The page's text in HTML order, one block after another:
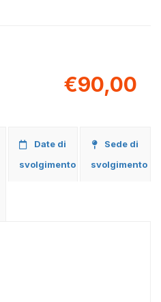
€90,00
Date di
svolgimento
Sede di
svolgimento